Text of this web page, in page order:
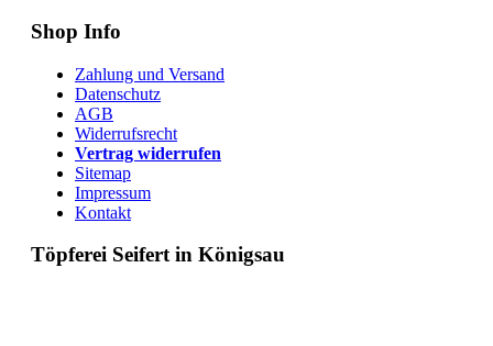
Shop Info
Zahlung und Versand
Datenschutz
AGB
Widerrufsrecht
Vertrag widerrufen
Sitemap
Impressum
Kontakt
Töpferei Seifert in Königsau